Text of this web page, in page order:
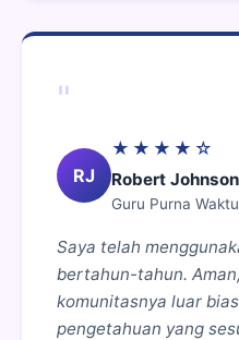
"
RJ
★★★★☆
Robert Johnson
Guru Purna Waktu
Saya telah
bertahun-tahun.
komunitasnya luar
pengetahuan yang